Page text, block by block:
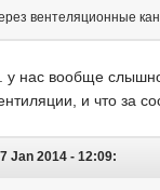
вентеляционные
у нас вообще
и что за
Jan 2014 - 12:09: